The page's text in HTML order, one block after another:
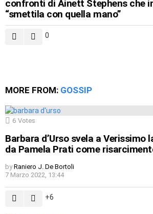
confronti di Ainett Stephens che
“smettila con quella mano”
0
MORE FROM: GOSSIP
6 Votes
Barbara d’Urso svela a
da Pamela Prati come
by Raniero J. De Bortoli
7 Marzo 2022, 13:44
6